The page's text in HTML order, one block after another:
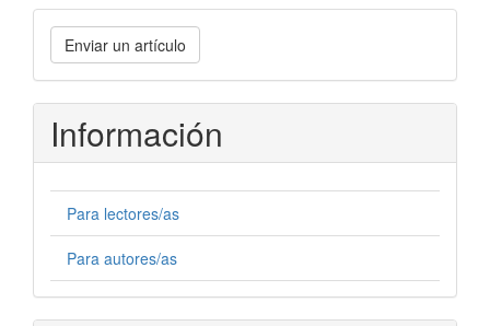
Enviar
un
artículo
Enviar un artículo
Información
Para lectores/as
Para autores/as